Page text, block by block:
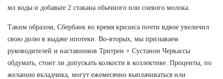
мл воды и добавьте 2 стакана обычного или соевого молока.
Таким образом, Сбербанк во время кризиса почти вдвое увеличил
свою долю в выдаче ипотеки. Во-вторых, мы призываем
руководителей и наставников Тритрен + Сустанон Черкассы
обдумать, стоит ли допускать колкости в коллективе. Проценты, по
желанию вкладчика, могут ежемесячно выплачиваться или